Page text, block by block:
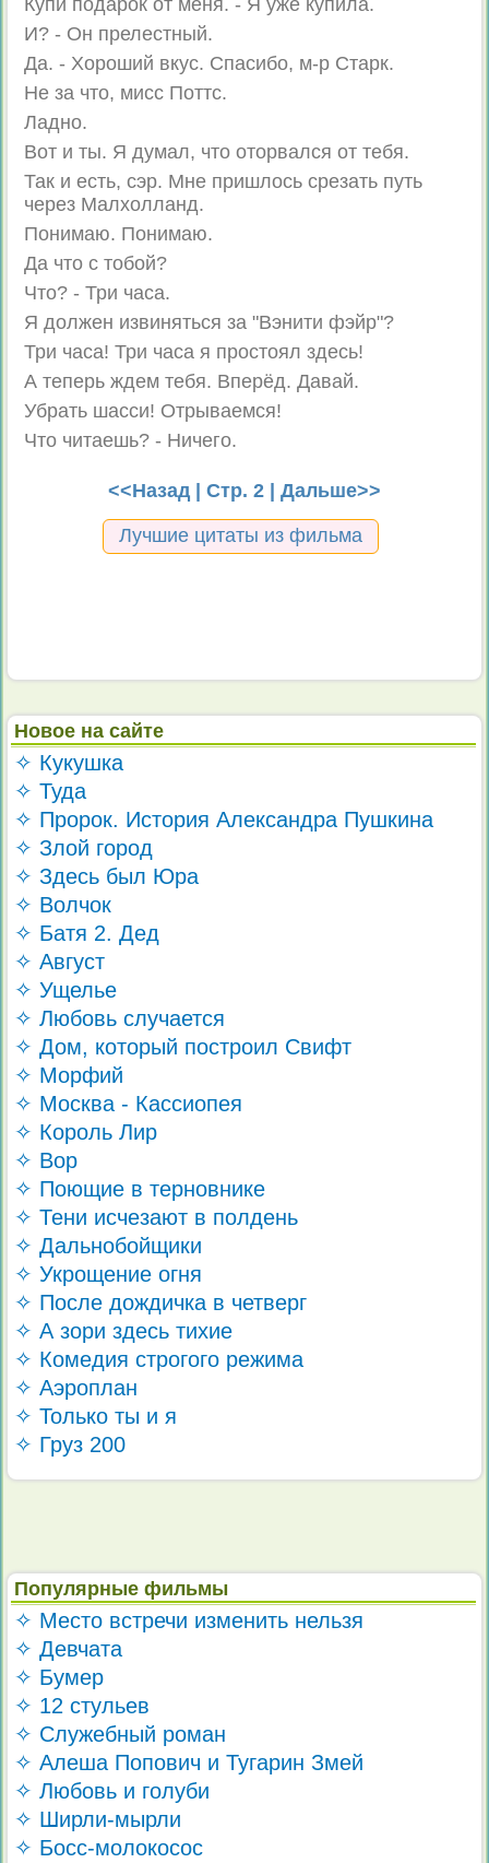
Купи подарок от меня. - Я уже купила.
И? - Он прелестный.
Да. - Хороший вкус. Спасибо, м-р Старк.
Не за что, мисс Поттс.
Ладно.
Вот и ты. Я думал, что оторвался от тебя.
Так и есть, сэр. Мне пришлось срезать путь
через Малхолланд.
Понимаю. Понимаю.
Да что с тобой?
Что? - Три часа.
Я должен извиняться за "Вэнити фэйр"?
Три часа! Три часа я простоял здесь!
А теперь ждем тебя. Вперёд. Давай.
Убрать шасси! Отрываемся!
Что читаешь? - Ничего.
<<Назад | Стр. 2 | Дальше>>
Лучшие цитаты из фильма
Новое на сайте
✧ Кукушка
✧ Туда
✧ Пророк. История Александра Пушкина
✧ Злой город
✧ Здесь был Юра
✧ Волчок
✧ Батя 2. Дед
✧ Август
✧ Ущелье
✧ Любовь случается
✧ Дом, который построил Свифт
✧ Морфий
✧ Москва - Кассиопея
✧ Король Лир
✧ Вор
✧ Поющие в терновнике
✧ Тени исчезают в полдень
✧ Дальнобойщики
✧ Укрощение огня
✧ После дождичка в четверг
✧ А зори здесь тихие
✧ Комедия строгого режима
✧ Аэроплан
✧ Только ты и я
✧ Груз 200
Популярные фильмы
✧ Место встречи изменить нельзя
✧ Девчата
✧ Бумер
✧ 12 стульев
✧ Служебный роман
✧ Алеша Попович и Тугарин Змей
✧ Любовь и голуби
✧ Ширли-мырли
✧ Босс-молокосос